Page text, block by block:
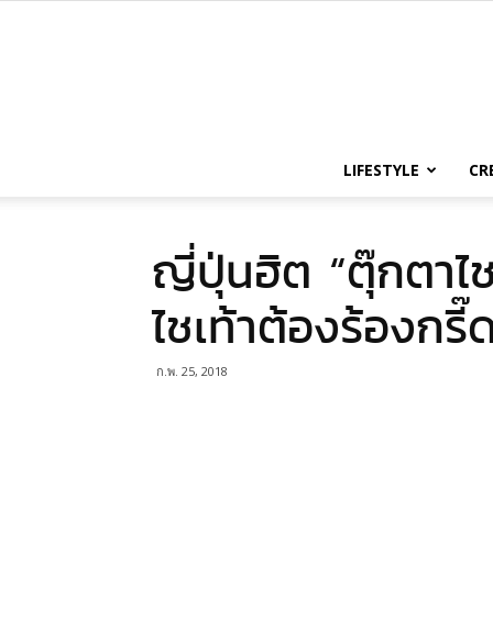
LIFESTYLE
ญี่ปุ่นฮิต “ตุ๊กตาไ
ไชเท้าต้องร้องก
ก.พ. 25, 2018